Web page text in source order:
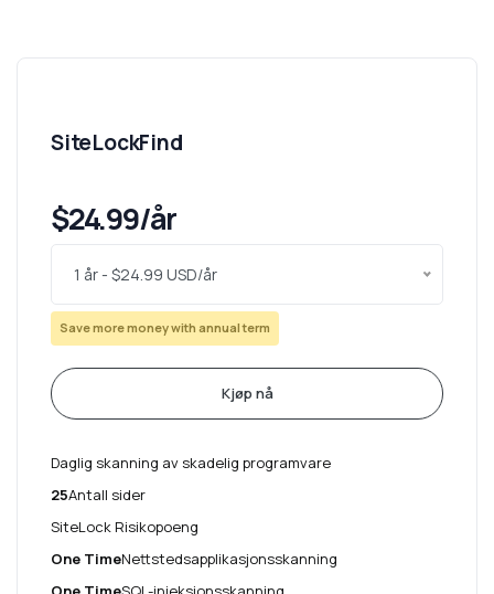
SiteLockFind
$24.99/år
1 år - $24.99 USD/år
Save more money with annual term
Kjøp nå
Daglig skanning av skadelig programvare
25Antall sider
SiteLock Risikopoeng
One TimeNettstedsapplikasjonsskanning